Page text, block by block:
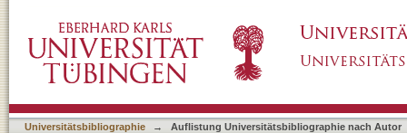
Universitätsbibliographie → Auflistung Universitätsbibliographie nach Autor